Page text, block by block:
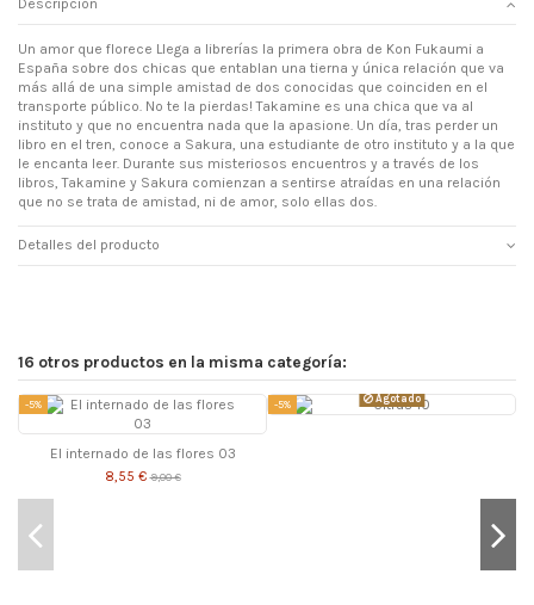
Un amor que florece Llega a librerías la primera obra de Kon Fukaumi a
España sobre dos chicas que entablan una tierna y única relación que va
más allá de una simple amistad de dos conocidas que coinciden en el
transporte público. No te la pierdas! Takamine es una chica que va al
instituto y que no encuentra nada que la apasione. Un día, tras perder un
libro en el tren, conoce a Sakura, una estudiante de otro instituto y a la que
le encanta leer. Durante sus misteriosos encuentros y a través de los
libros, Takamine y Sakura comienzan a sentirse atraídas en una relación
que no se trata de amistad, ni de amor, solo ellas dos.
Detalles del producto
16 otros productos en la misma categoría:
-5%
El internado de las flores 03
8,55 €9,00 €
-5% Agotado